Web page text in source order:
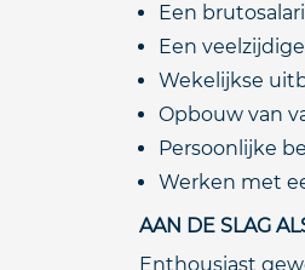
Een
Een
Wekelijkse
Opbouw van
Persoonlijke
Werken met
AAN DE SLAG
Enthousiast